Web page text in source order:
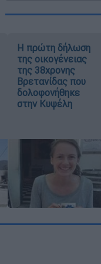
Η πρώτη δήλωση
της οικογένειας
της 38χρονης
Βρετανίδας που
δολοφονήθηκε
στην Κυψέλη